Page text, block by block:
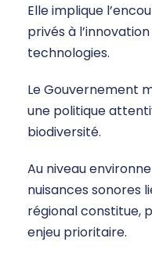
Elle implique
privés à
technologies.
Le Gouvernement
une politique
biodiversité.
Au niveau
nuisances sonores
régional constitue,
enjeu prioritaire.